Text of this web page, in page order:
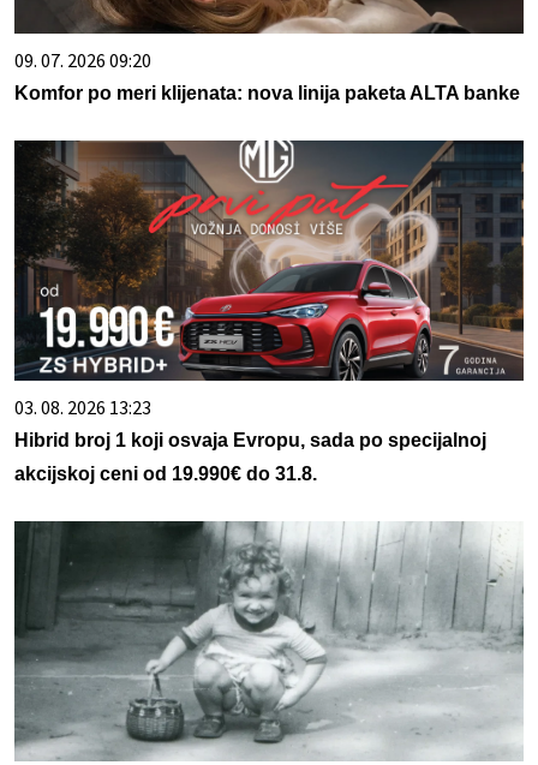
09. 07. 2026 09:20
Komfor po meri klijenata: nova linija paketa ALTA banke
03. 08. 2026 13:23
Hibrid broj 1 koji osvaja Evropu, sada po specijalnoj
akcijskoj ceni od 19.990€ do 31.8.